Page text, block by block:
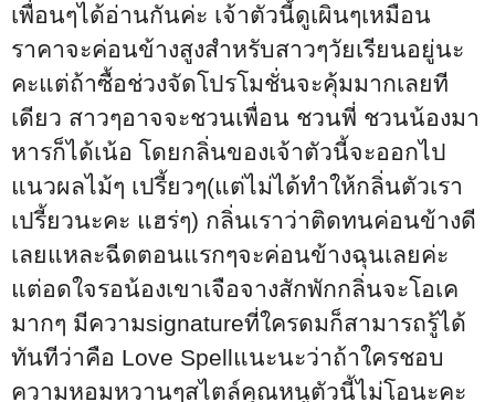
เพื่อนๆได้อ่านกันค่ะ เจ้าตัวนี้ดูเผินๆเหมือน
ราคาจะค่อนข้างสูงสำหรับสาวๆวัยเรียนอยู่นะ
คะแต่ถ้าซื้อช่วงจัดโปรโมชั่นจะคุ้มมากเลยที
เดียว สาวๆอาจจะชวนเพื่อน ชวนพี่ ชวนน้องมา
หารก็ได้เน้อ โดยกลิ่นของเจ้าตัวนี้จะออกไป
แนวผลไม้ๆ เปรี้ยวๆ(แต่ไม่ได้ทำให้กลิ่นตัวเรา
เปรี้ยวนะคะ แฮร่ๆ) กลิ่นเราว่าติดทนค่อนข้างดี
เลยแหละฉีดตอนแรกๆจะค่อนข้างฉุนเลยค่ะ
แต่อดใจรอน้องเขาเจือจางสักพักกลิ่นจะโอเค
มากๆ มีความsignatureที่ใครดมก็สามารถรู้ได้
ทันทีว่าคือ Love Spellแนะนะว่าถ้าใครชอบ
ความหอมหวานๆสไตล์คุณหนูตัวนี้ไม่โอนะคะ